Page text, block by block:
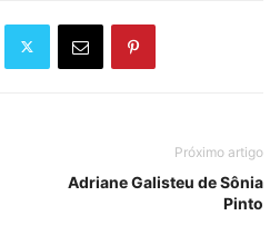
Próximo artigo
Adriane Galisteu de Sônia
Pinto